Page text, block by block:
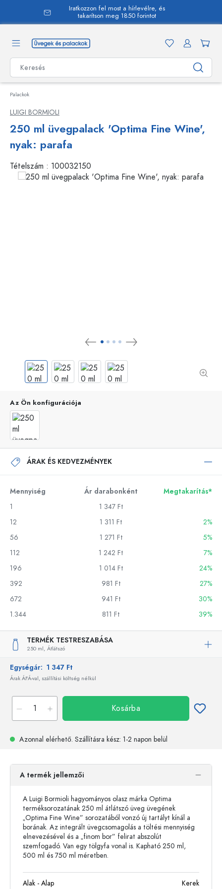
Iratkozzon fel most a hírlevélre, és
takarítson meg 1850 forintot
Palackok
LUIGI BORMIOLI
250 ml üvegpalack 'Optima Fine Wine',
nyak: parafa
Tételszám : 100032150
Az Ön konfigurációja
ÁRAK ÉS KEDVEZMÉNYEK
Mennyiség Ár darabonként
Megtakarítás*
1
1 347 Ft
12
1 311 Ft
2%
56
1 271 Ft
5%
112
1 242 Ft
7%
196
1 014 Ft
24%
392
981 Ft
27%
672
941 Ft
30%
1.344
811 Ft 39%
TERMÉK TESTRESZABÁSA
250 ml, Átlátszó
Egységár: 1 347 Ft
Árak ÁFÁ-val, szállítási költség nélkül
Kosárba
Azonnal elérhető. Szállításra kész: 1-2 napon belül
A termék jellemzői
A Luigi Bormioli hagyományos olasz márka Optima
terméksorozatának 250 ml átlátszó üveg üvegének
„Optima Fine Wine” sorozatából vonzó új tartályt kínál a
borának. Az integrált üvegcsomagolás a töltési mennyiség
elnevezésével és a „finom bor” felirat abszolút
szemfogadó. Van egy tölgyfa vonal is. Kapható 250 ml,
500 ml és 750 ml méretben.
Alak - Alap Kerek